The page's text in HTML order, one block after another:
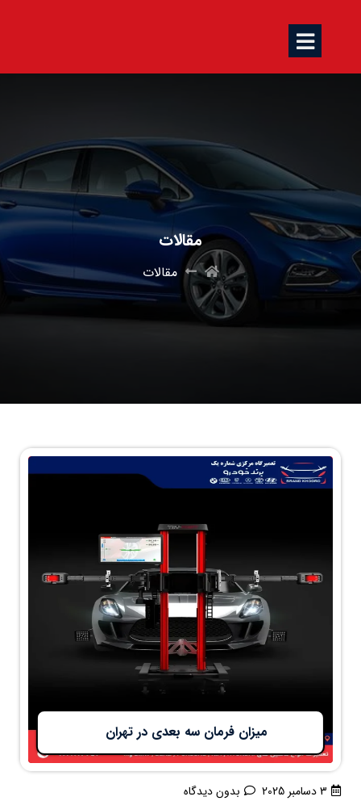
مقالات
مقالات
میزان فرمان سه بعدی در تهران
3 دسامبر 2025 بدون دیدگاه